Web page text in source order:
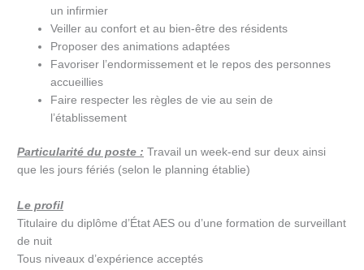
un infirmier
Veiller au confort et au bien-être des résidents
Proposer des animations adaptées
Favoriser l’endormissement et le repos des personnes
accueillies
Faire respecter les règles de vie au sein de
l’établissement
Particularité du poste : Travail un week-end sur deux ainsi
que les jours fériés (selon le planning établie)
Le profil
Titulaire du diplôme d’État AES ou d’une formation de surveillant
de nuit
Tous niveaux d’expérience acceptés